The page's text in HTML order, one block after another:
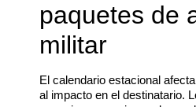
paquetes de
militar
El calendario estacional
al impacto en el destinatario.